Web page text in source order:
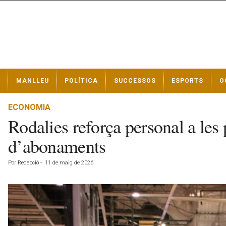
t
MANLLEU POLÍTICA SUCCESSOS ESPORTS
ECONOMIA
Rodalies reforça personal a
d’abonaments
Por Redacció - 11 de maig de 2026